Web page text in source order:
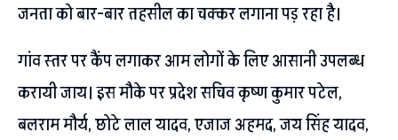
जनता को बार-बार तहसील का चक्कर लगाना पड़ रहा है।
गांव स्तर पर कैंप लगाकर आम लोगों के लिए आसानी उपलब्ध
करायी जाय। इस मौके पर प्रदेश सचिव कृष्ण कुमार पटेल,
बलराम मौर्य, छोटे लाल यादव, एजाज अहमद, जय सिंह यादव,